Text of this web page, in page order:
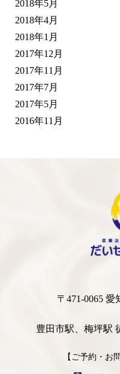
2018年5月
2018年4月
2018年1月
2017年12月
2017年11月
2017年7月
2017年5月
2016年11月
〒471-0065
豊田市駅、梅坪駅
【ご予約・お